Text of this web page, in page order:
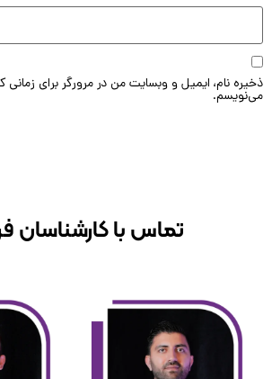
نام، ایمیل و وبسایت من در مرورگر برای زمانی که
تماس با کارشناسان